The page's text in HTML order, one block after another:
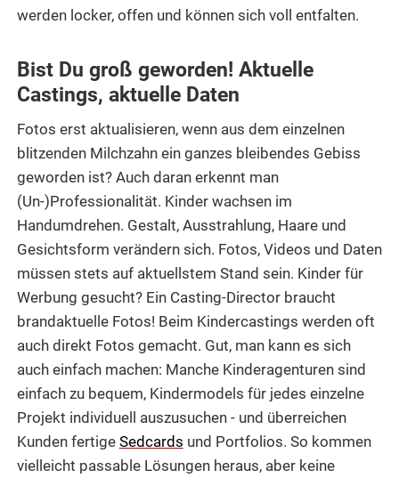
werden locker, offen und können sich voll entfalten.
Bist Du groß geworden! Aktuelle
Castings, aktuelle Daten
Fotos erst aktualisieren, wenn aus dem einzelnen
blitzenden Milchzahn ein ganzes bleibendes Gebiss
geworden ist? Auch daran erkennt man
(Un-)Professionalität. Kinder wachsen im
Handumdrehen. Gestalt, Ausstrahlung, Haare und
Gesichtsform verändern sich. Fotos, Videos und Daten
müssen stets auf aktuellstem Stand sein. Kinder für
Werbung gesucht? Ein Casting-Director braucht
brandaktuelle Fotos! Beim Kindercastings werden oft
auch direkt Fotos gemacht. Gut, man kann es sich
auch einfach machen: Manche Kinderagenturen sind
einfach zu bequem, Kindermodels für jedes einzelne
Projekt individuell auszusuchen - und überreichen
Kunden fertige Sedcards und Portfolios. So kommen
vielleicht passable Lösungen heraus, aber keine